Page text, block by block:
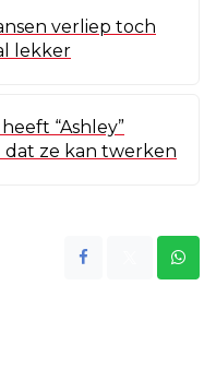
verliep toch
lekker
“Ashley”
ze kan twerken